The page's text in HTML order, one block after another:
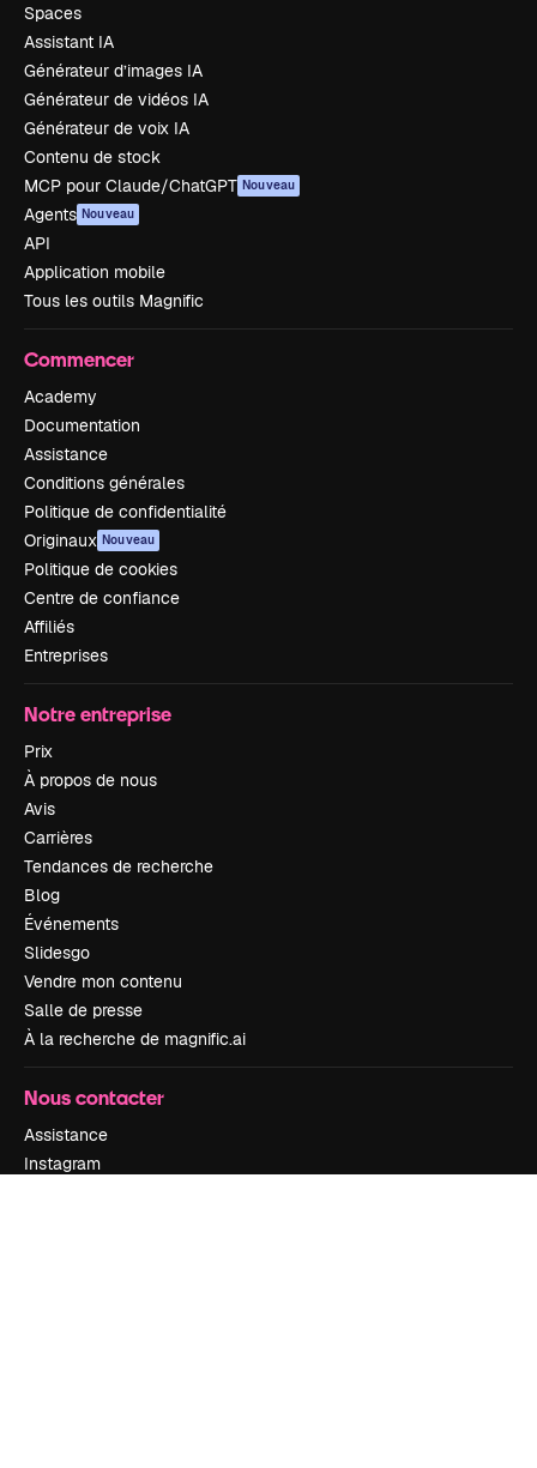
Spaces
Assistant IA
Générateur d’images IA
Générateur de vidéos IA
Générateur de voix IA
Contenu de stock
MCP pour Claude/ChatGPT Nouveau
Agents Nouveau
API
Application mobile
Tous les outils Magnific
Commencer
Academy
Documentation
Assistance
Conditions générales
Politique de confidentialité
Originaux Nouveau
Politique de cookies
Centre de confiance
Affiliés
Entreprises
Notre entreprise
Prix
À propos de nous
Avis
Carrières
Tendances de recherche
Blog
Événements
Slidesgo
Vendre mon contenu
Salle de presse
À la recherche de magnific.ai
Nous contacter
Assistance
Instagram